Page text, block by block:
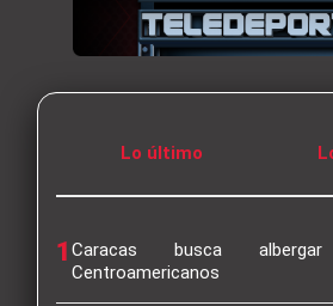
Lo último
1Caracas busca
Centroamericanos